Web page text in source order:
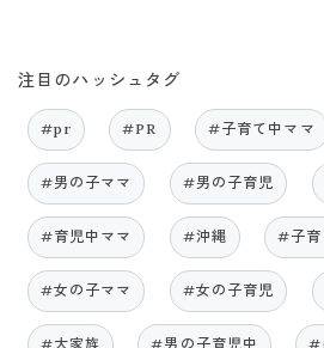
注目のハッシュタグ
#pr #PR #子育て中ママ
#男の子ママ #男の子育児
#育児中ママ #沖縄 #子育
#女の子ママ #女の子育児
#大家族 #男の子育児中